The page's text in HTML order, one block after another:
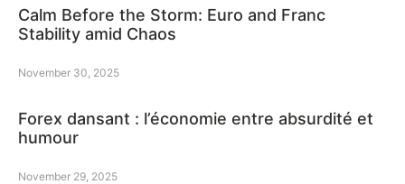
Calm Before the Storm: Euro and Franc
Stability amid Chaos
November 30, 2025
Forex dansant : l’économie entre absurdité et
humour
November 29, 2025